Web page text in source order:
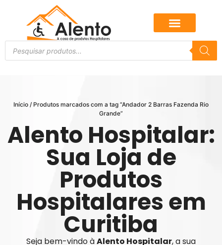
Início / Produtos marcados com a tag “Andador 2 Barras Fazenda Rio
Grande”
Alento Hospitalar:
Sua Loja de
Produtos
Hospitalares em
Curitiba
Seja bem-vindo àAlento Hospitalar, a sua